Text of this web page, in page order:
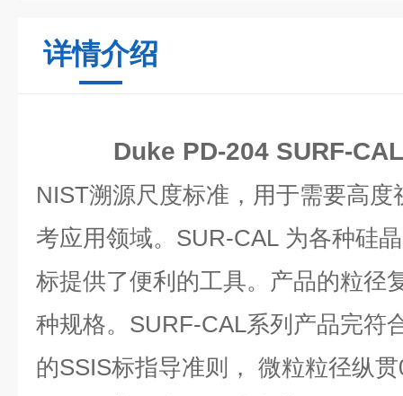
详情介绍
Duke PD-204 SURF-
NIST溯源尺度标准，用于需要高
考应用领域。SUR-CAL 为各种硅
标提供了便利的工具。产品的粒径
种规格。 SURF-CAL系列产品完符
的SSIS标指导准则， 微粒粒径纵